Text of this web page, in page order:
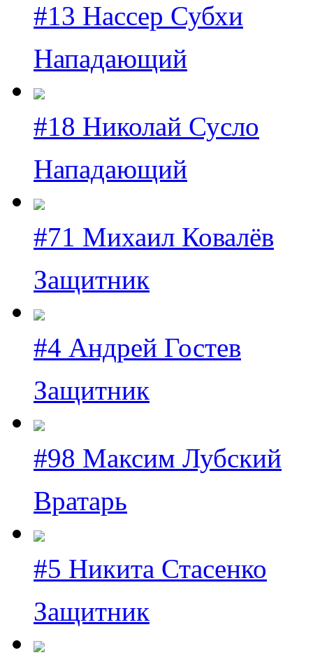
#13 Нассер Субхи
Нападающий
#18 Николай Сусло
Нападающий
#71 Михаил Ковалёв
Защитник
#4 Андрей Гостев
Защитник
#98 Максим Лубский
Вратарь
#5 Никита Стасенко
Защитник